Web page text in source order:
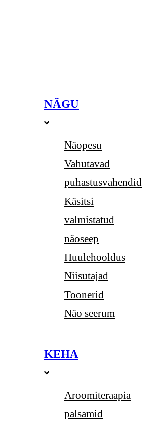
NÄGU
Näopesu
Vahutavad
puhastusvahendid
Käsitsi
valmistatud
näoseep
Huulehooldus
Niisutajad
Toonerid
Näo seerum
KEHA
Aroomiteraapia
palsamid